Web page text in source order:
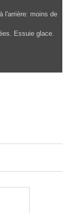
l'arrière: moins de
Essuie glace.